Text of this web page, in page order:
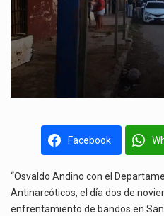
Facebook
“Osvaldo Andino con el
Antinarcóticos, el día dos de
enfrentamiento de bandos en